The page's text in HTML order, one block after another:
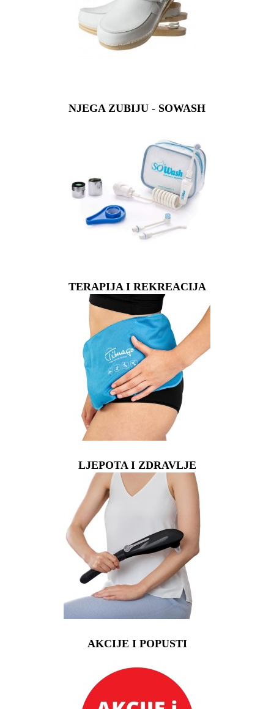
NJEGA ZUBIJU - SOWASH
TERAPIJA I REKREACIJA
LJEPOTA I ZDRAVLJE
AKCIJE I POPUSTI